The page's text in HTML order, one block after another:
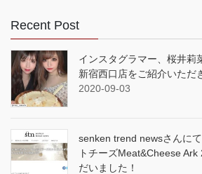
Recent Post
インスタグラマー、桜井莉
新宿西口店をご紹介いただ
2020-09-03
senken trend newsさんに
トチーズMeat&Cheese
だいました！